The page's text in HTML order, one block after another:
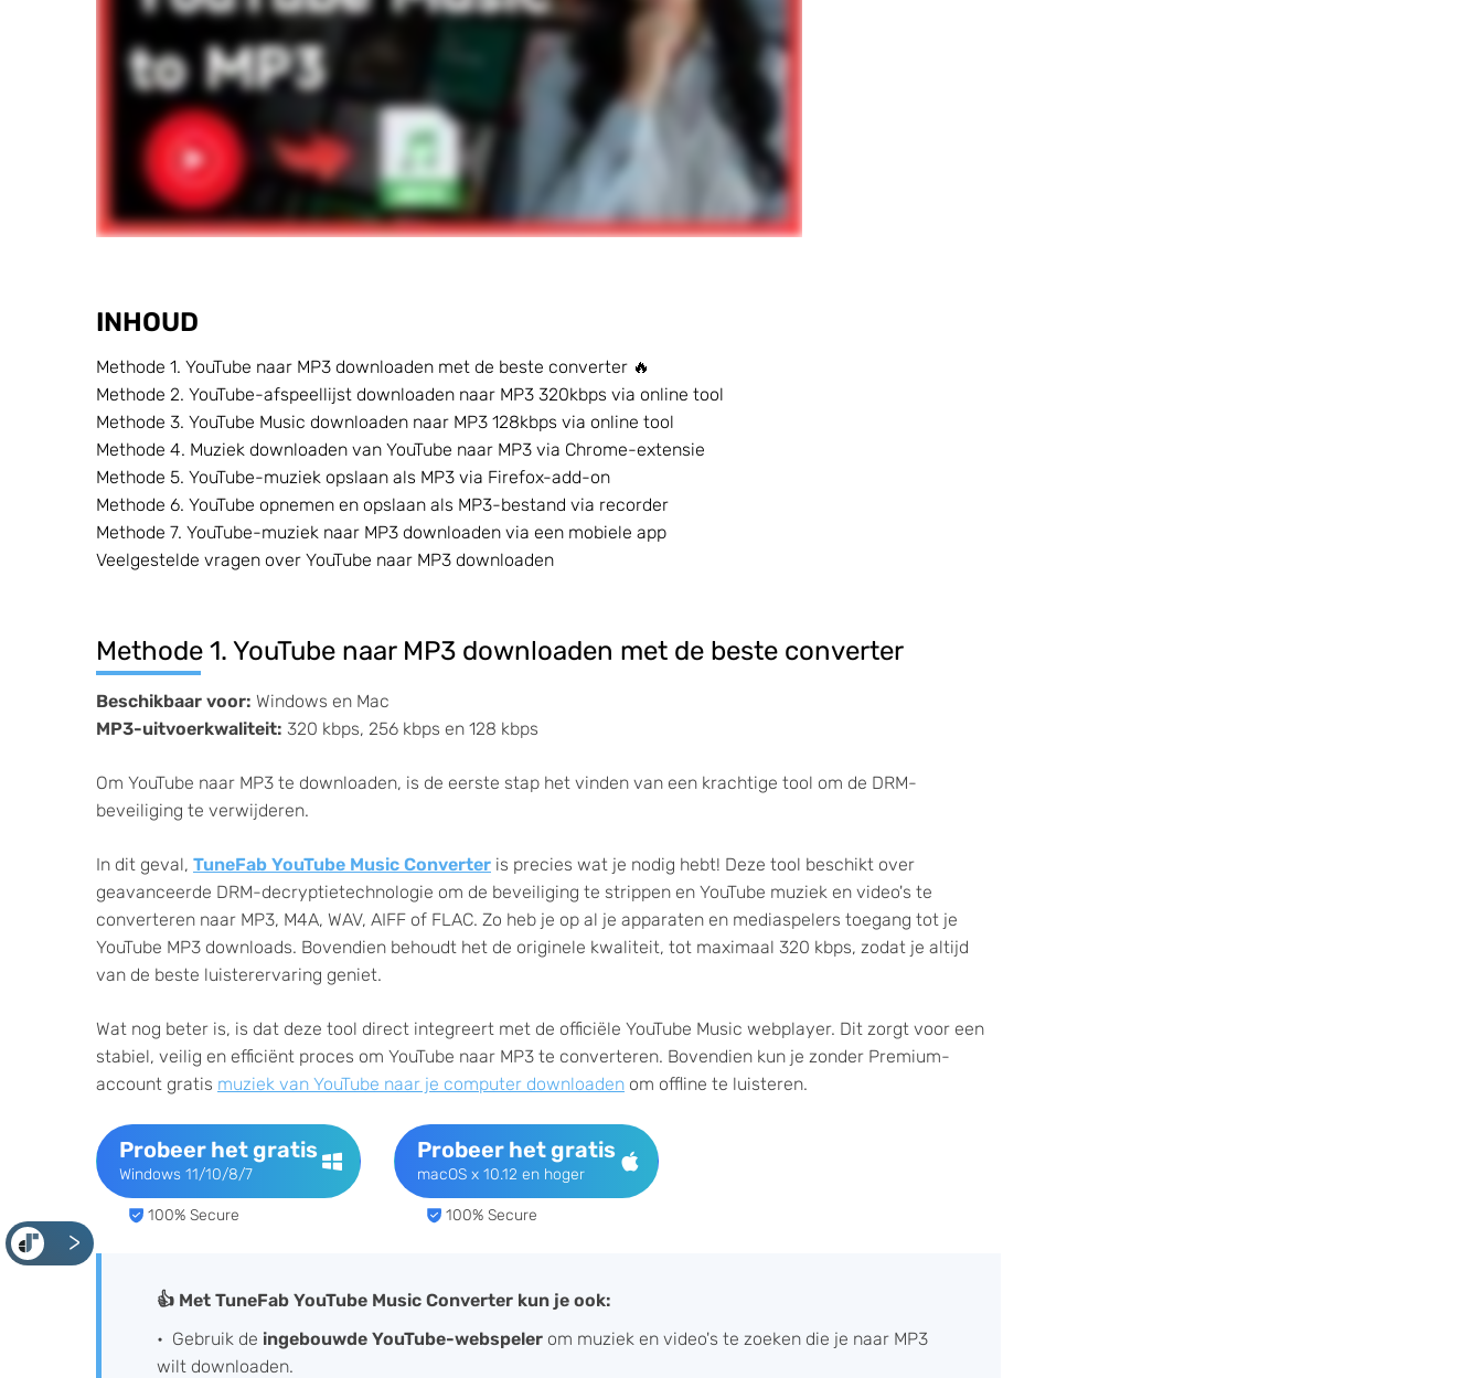
<
INHOUD
Methode 1. YouTube naar MP3 downloaden met de beste converter 🔥
Methode 2. YouTube-afspeellijst downloaden naar MP3 320kbps via online tool
Methode 3. YouTube Music downloaden naar MP3 128kbps via online tool
Methode 4. Muziek downloaden van YouTube naar MP3 via Chrome-extensie
Methode 5. YouTube-muziek opslaan als MP3 via Firefox-add-on
Methode 6. YouTube opnemen en opslaan als MP3-bestand via recorder
Methode 7. YouTube-muziek naar MP3 downloaden via een mobiele app
Veelgestelde vragen over YouTube naar MP3 downloaden
Methode 1. YouTube naar MP3 downloaden met de beste converter
Beschikbaar voor: Windows en Mac
MP3-uitvoerkwaliteit: 320 kbps, 256 kbps en 128 kbps
Om YouTube naar MP3 te downloaden, is de eerste stap het vinden van een krachtige tool om de DRM-
beveiliging te verwijderen.
In dit geval, TuneFab YouTube Music Converter is precies wat je nodig hebt! Deze tool beschikt over
geavanceerde DRM-decryptietechnologie om de beveiliging te strippen en YouTube muziek en video's te
converteren naar MP3, M4A, WAV, AIFF of FLAC. Zo heb je op al je apparaten en mediaspelers toegang tot je
YouTube MP3 downloads. Bovendien behoudt het de originele kwaliteit, tot maximaal 320 kbps, zodat je altijd
van de beste luisterervaring geniet.
Wat nog beter is, is dat deze tool direct integreert met de officiële YouTube Music webplayer. Dit zorgt voor een
stabiel, veilig en efficiënt proces om YouTube naar MP3 te converteren. Bovendien kun je zonder Premium-
account gratis muziek van YouTube naar je computer downloaden om offline te luisteren.
Probeer het gratis
Windows 11/10/8/7
100% Secure
Probeer het gratis
macOS x 10.12 en hoger
100% Secure
👍 Met TuneFab YouTube Music Converter kun je ook:
Gebruik de ingebouwde YouTube-webspeler om muziek en video's te zoeken die je naar MP3
wilt downloaden.